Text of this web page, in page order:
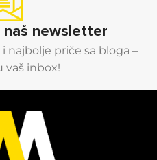
newsletter
najbolje priče sa bloga –
vaš inbox!